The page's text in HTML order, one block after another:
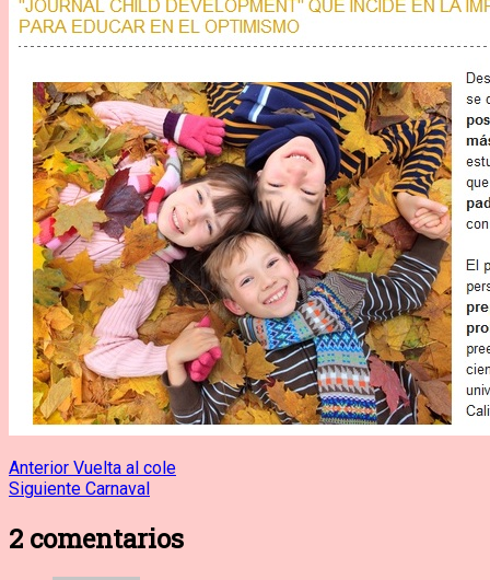
Navegación
de
entradas
Anterior Entrada
anterior:
Vuelta al cole
Siguiente Entrada
Carnaval
2 comentarios